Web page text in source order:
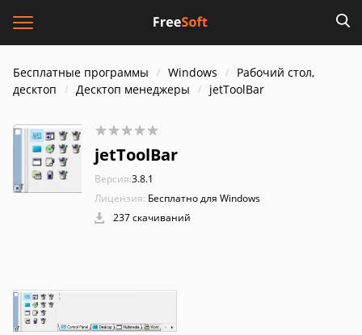
Бесплатные программы Windows
Рабочий стол,
десктоп
Десктоп менеджеры jetToolBar
jetToolBar
Версия:3.8.1
Лицензия: Бесплатно для Windows
237 скачиваний